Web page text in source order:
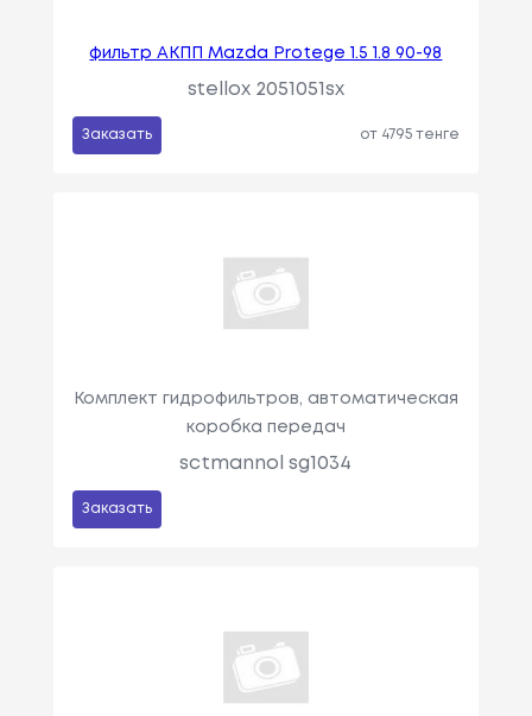
фильтр АКПП Mazda Protege 1.5 1.8 90-98
stellox 2051051sx
Заказать от 4795 тенге
Комплект гидрофильтров, автоматическая
коробка передач
sctmannol sg1034
Заказать